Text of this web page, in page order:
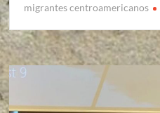
migrantes centroamericanos